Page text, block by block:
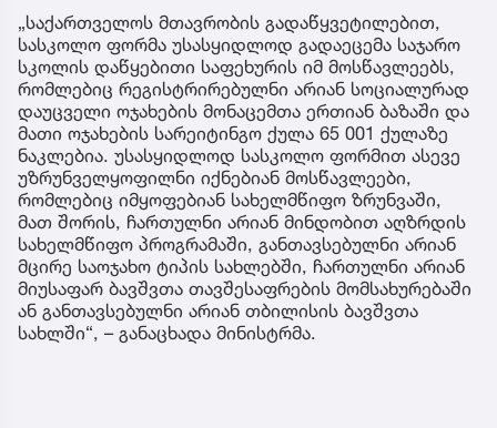
„საქართველოს მთავრობის გადაწყვეტილებით,
სასკოლო ფორმა უსასყიდლოდ გადაეცემა საჯარო
სკოლის დაწყებითი საფეხურის იმ მოსწავლეებს,
რომლებიც რეგისტრირებულნი არიან სოციალურად
დაუცველი ოჯახების მონაცემთა ერთიან ბაზაში და
მათი ოჯახების სარეიტინგო ქულა 65 001 ქულაზე
ნაკლებია. უსასყიდლოდ სასკოლო ფორმით ასევე
უზრუნველყოფილნი იქნებიან მოსწავლეები,
რომლებიც იმყოფებიან სახელმწიფო ზრუნვაში,
მათ შორის, ჩართულნი არიან მინდობით აღზრდის
სახელმწიფო პროგრამაში, განთავსებულნი არიან
მცირე საოჯახო ტიპის სახლებში, ჩართულნი არიან
მიუსაფარ ბავშვთა თავშესაფრების მომსახურებაში
ან განთავსებულნი არიან თბილისის ბავშვთა
სახლში“, – განაცხადა მინისტრმა.